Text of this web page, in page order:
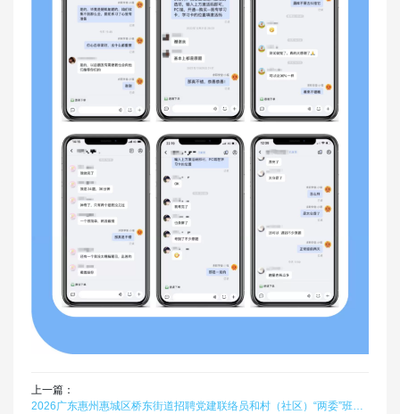
上一篇：
2026广东惠州惠城区桥东街道招聘党建联络员和村（社区）“两委”班子储备人选11人笔试真题题库软件题引力